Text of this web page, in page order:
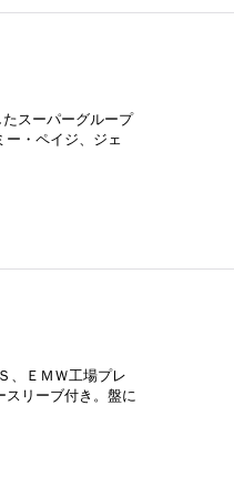
スーパーグループ
ー・ペイジ、ジェ
、ＥＭＷ工場プレ
スリーブ付き。盤に